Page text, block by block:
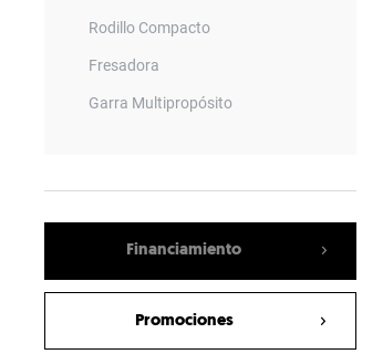
Rodillo Compacto
Fresadora
Garra Multipropósito
Horquillas Porta Pallets
Vehiculo todo terreno
Barredora Angular
Financiamiento
Promociones